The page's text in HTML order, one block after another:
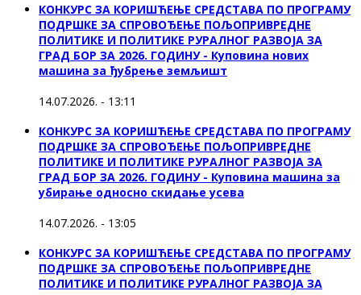
КОНКУРС ЗА КОРИШЋЕЊЕ СРЕДСТАВА ПО ПРОГРАМУ
ПОДРШКЕ ЗА СПРОВОЂЕЊЕ ПОЉОПРИВРЕДНЕ
ПОЛИТИКЕ И ПОЛИТИКЕ РУРАЛНОГ РАЗВОЈА ЗА
ГРАД БОР ЗА 2026. ГОДИНУ - Куповина нових
машина за ђубрење земљишт
14.07.2026. - 13:11
КОНКУРС ЗА КОРИШЋЕЊЕ СРЕДСТАВА ПО ПРОГРАМУ
ПОДРШКЕ ЗА СПРОВОЂЕЊЕ ПОЉОПРИВРЕДНЕ
ПОЛИТИКЕ И ПОЛИТИКЕ РУРАЛНОГ РАЗВОЈА ЗА
ГРАД БОР ЗА 2026. ГОДИНУ - Куповинa машина за
убирање односно скидање усева
14.07.2026. - 13:05
КОНКУРС ЗА КОРИШЋЕЊЕ СРЕДСТАВА ПО ПРОГРАМУ
ПОДРШКЕ ЗА СПРОВОЂЕЊЕ ПОЉОПРИВРЕДНЕ
ПОЛИТИКЕ И ПОЛИТИКЕ РУРАЛНОГ РАЗВОЈА ЗА